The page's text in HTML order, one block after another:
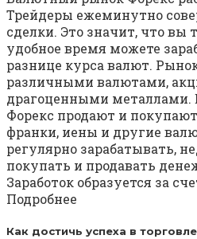
Трейдеры ежеминутно
сделки. Это значит, что вы
удобное время можете
разнице курса валют.
различными валютами,
драгоценными металлами.
Форекс продают и
франки, иены и другие
регулярно зарабатывать,
покупать и продавать
Заработок образуется за
Подробнее
Как достичь успеха в